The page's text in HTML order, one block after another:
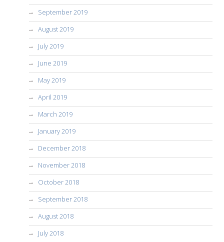
September 2019
August 2019
July 2019
June 2019
May 2019
April 2019
March 2019
January 2019
December 2018
November 2018
October 2018
September 2018
August 2018
July 2018